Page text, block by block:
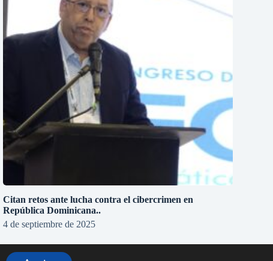
Citan retos ante lucha contra el cibercrimen en
República Dominicana..
4 de septiembre de 2025